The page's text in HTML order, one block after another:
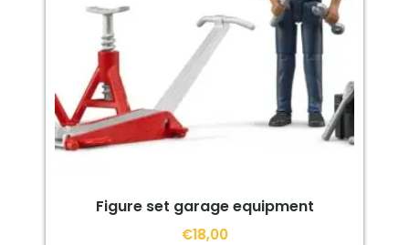
Figure set garage equipment
€18,00